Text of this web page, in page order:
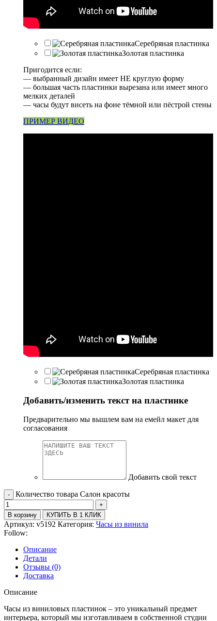
Серебряная пластинка
Золотая пластинка
Пригодится если:
— выбранный дизайн имеет НЕ круглую форму
— большая часть пластинки вырезана или имеет много
мелких деталей
— часы будут висеть на фоне тёмной или пёстрой стены
ПРИМЕР ВИДЕО
Серебряная пластинка
Золотая пластинка
Добавить/изменить текст на пластинке
Предварительно мы вышлем вам на емейл макет для
согласования
Добавить свой текст
Количество товара Салон красоты
В корзину КУПИТЬ В 1 КЛИК
Артикул: v5192 Категория: Часы из винила
Follow:
Описание
Детали
Отзывы (0)
Доставка
Описание
Часы из виниловых пластинок – это уникальный предмет
интерьера, который мы изготавливаем в собственной студии